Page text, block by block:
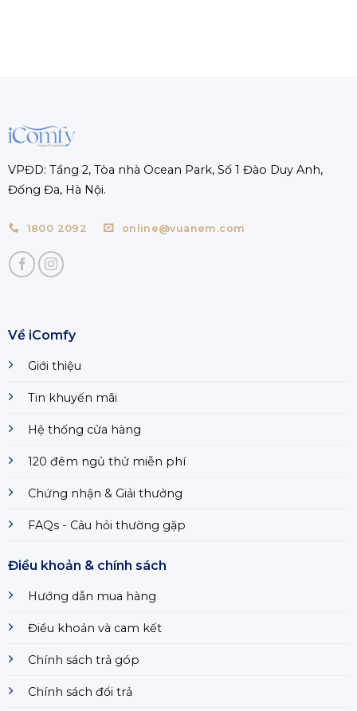
VPĐD: Tầng 2, Tòa nhà Ocean Park, Số 1 Đào Duy Anh,
Đống Đa, Hà Nội.
1800 2092 online@vuanem.com
Về iComfy
Giới thiệu
Tin khuyến mãi
Hệ thống cửa hàng
120 đêm ngủ thử miễn phí
Chứng nhận & Giải thưởng
FAQs - Câu hỏi thường gặp
Điều khoản & chính sách
Hướng dẫn mua hàng
Điều khoản và cam kết
Chính sách trả góp
Chính sách đổi trả